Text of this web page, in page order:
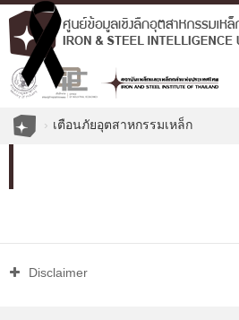
เตือนภัยอุตสาหกรรมเหล็ก
Disclaimer